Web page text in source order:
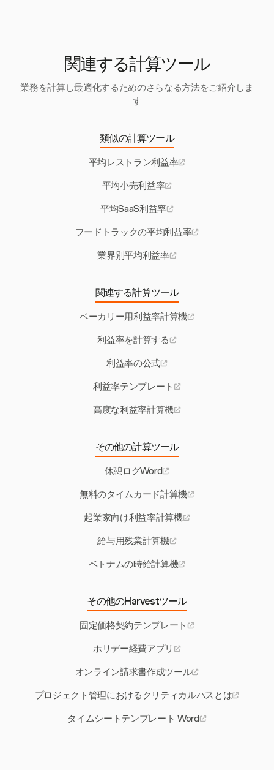
関連する計算ツール
業務を計算し最適化するためのさらなる方法をご紹介しま
す
類似の計算ツール
平均レストラン利益率
平均小売利益率
平均SaaS利益率
フードトラックの平均利益率
業界別平均利益率
関連する計算ツール
ベーカリー用利益率計算機
利益率を計算する
利益率の公式
利益率テンプレート
高度な利益率計算機
その他の計算ツール
休憩ログWord
無料のタイムカード計算機
起業家向け利益率計算機
給与用残業計算機
ベトナムの時給計算機
その他のHarvestツール
固定価格契約テンプレート
ホリデー経費アプリ
オンライン請求書作成ツール
プロジェクト管理におけるクリティカルパスとは
タイムシートテンプレート Word